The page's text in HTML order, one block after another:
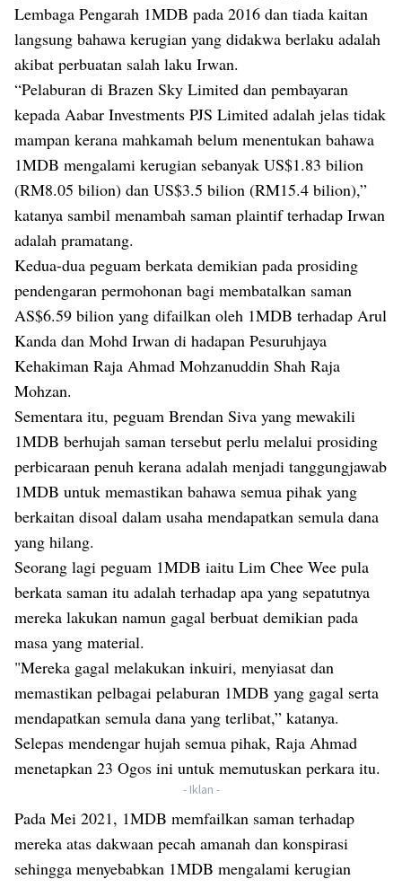
Lembaga Pengarah 1MDB pada 2016 dan tiada kaitan
langsung bahawa kerugian yang didakwa berlaku adalah
akibat perbuatan salah laku Irwan.
“Pelaburan di Brazen Sky Limited dan pembayaran
kepada Aabar Investments PJS Limited adalah jelas tidak
mampan kerana mahkamah belum menentukan bahawa
1MDB mengalami kerugian sebanyak US$1.83 bilion
(RM8.05 bilion) dan US$3.5 bilion (RM15.4 bilion),”
katanya sambil menambah saman plaintif terhadap Irwan
adalah pramatang.
Kedua-dua peguam berkata demikian pada prosiding
pendengaran permohonan bagi membatalkan saman
AS$6.59 bilion yang difailkan oleh 1MDB terhadap Arul
Kanda dan Mohd Irwan di hadapan Pesuruhjaya
Kehakiman Raja Ahmad Mohzanuddin Shah Raja
Mohzan.
Sementara itu, peguam Brendan Siva yang mewakili
1MDB berhujah saman tersebut perlu melalui prosiding
perbicaraan penuh kerana adalah menjadi tanggungjawab
1MDB untuk memastikan bahawa semua pihak yang
berkaitan disoal dalam usaha mendapatkan semula dana
yang hilang.
Seorang lagi peguam 1MDB iaitu Lim Chee Wee pula
berkata saman itu adalah terhadap apa yang sepatutnya
mereka lakukan namun gagal berbuat demikian pada
masa yang material.
"Mereka gagal melakukan inkuiri, menyiasat dan
memastikan pelbagai pelaburan 1MDB yang gagal serta
mendapatkan semula dana yang terlibat,” katanya.
Selepas mendengar hujah semua pihak, Raja Ahmad
menetapkan 23 Ogos ini untuk memutuskan perkara itu.
- Iklan -
Pada Mei 2021, 1MDB memfailkan saman terhadap
mereka atas dakwaan pecah amanah dan konspirasi
sehingga menyebabkan 1MDB mengalami kerugian